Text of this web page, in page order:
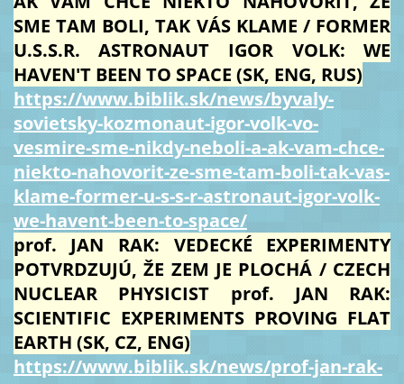
SME TAM BOLI, TAK VÁS KLAME / FORMER
U.S.S.R. ASTRONAUT IGOR VOLK: WE
HAVEN'T BEEN TO SPACE (SK, ENG, RUS)
https://www.biblik.sk/news/byvaly-
sovietsky-kozmonaut-igor-volk-vo-
vesmire-sme-nikdy-neboli-a-ak-vam-chce-
niekto-nahovorit-ze-sme-tam-boli-tak-vas-
klame-former-u-s-s-r-astronaut-igor-volk-
we-havent-been-to-space/
prof. JAN RAK: VEDECKÉ EXPERIMENTY
POTVRDZUJÚ, ŽE ZEM JE PLOCHÁ / CZECH
NUCLEAR PHYSICIST prof. JAN RAK:
SCIENTIFIC EXPERIMENTS PROVING FLAT
EARTH (SK, CZ, ENG)
https://www.biblik.sk/news/prof-jan-rak-